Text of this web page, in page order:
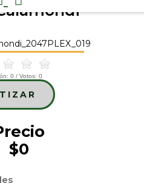
0 / Votos: 0
$0